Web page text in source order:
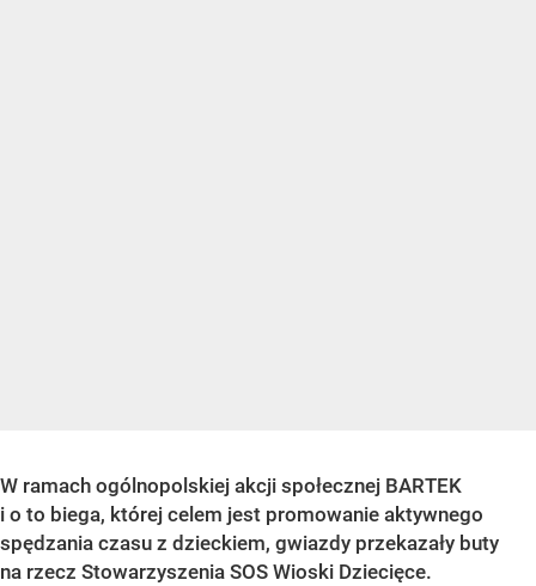
W ramach ogólnopolskiej akcji społecznej BARTEK
i o to biega, której celem jest promowanie aktywnego
spędzania czasu z dzieckiem, gwiazdy przekazały buty
na rzecz Stowarzyszenia SOS Wioski Dziecięce.